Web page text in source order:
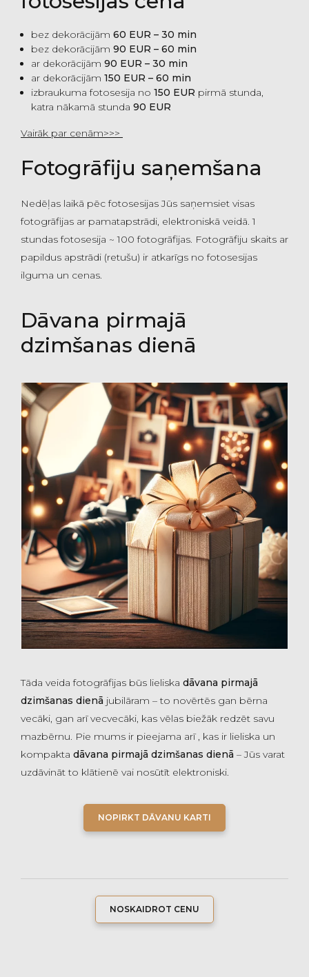
bez dekorācijām 60 EUR – 30 min
bez dekorācijām 90 EUR – 60 min
ar dekorācijām 90 EUR – 30 min
ar dekorācijām 150 EUR – 60 min
izbraukuma fotosesija no 150 EUR pirmā stunda,
katra nākamā stunda 90 EUR
Vairāk par cenām>>>
Fotogrāfiju saņemšana
Nedēļas laikā pēc fotosesijas Jūs saņemsiet visas
fotogrāfijas ar pamatapstrādi, elektroniskā veidā. 1
stundas fotosesija ~ 100 fotogrāfijas. Fotogrāfiju skaits ar
papildus apstrādi (retušu) ir atkarīgs no fotosesijas
ilguma un cenas.
Dāvana pirmajā
dzimšanas dienā
Tāda veida fotogrāfijas būs lieliska dāvana pirmajā
dzimšanas dienā jubilāram – to novērtēs gan bērna
vecāki, gan arī vecvecāki, kas vēlas biežāk redzēt savu
mazbērnu. Pie mums ir pieejama arī , kas ir lieliska un
kompakta dāvana pirmajā dzimšanas dienā – Jūs varat
uzdāvināt to klātienē vai nosūtīt elektroniski.
NOPIRKT DĀVANU KARTI
NOSKAIDROT CENU